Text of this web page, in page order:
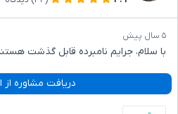
۵ سال پیش
با سلام، جرایم نامبرده قابل گذشت
دریافت مشاوره از